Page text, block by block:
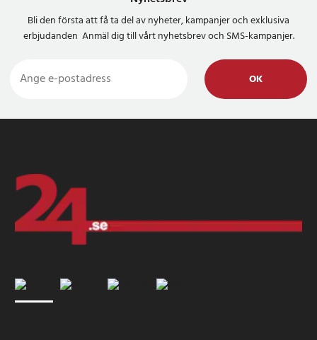
Bli den första att få ta del av nyheter, kampanjer och exklusiva
erbjudanden Anmäl dig till vårt nyhetsbrev och SMS-kampanjer.
OK